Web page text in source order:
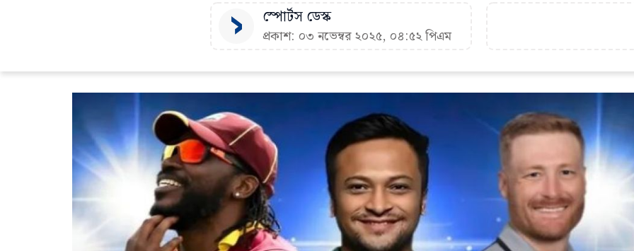
স্পোর্টস ডেস্ক
প্রকাশ: ০৩ নভেম্বর ২০২৫, ০৪:৫২ পিএম